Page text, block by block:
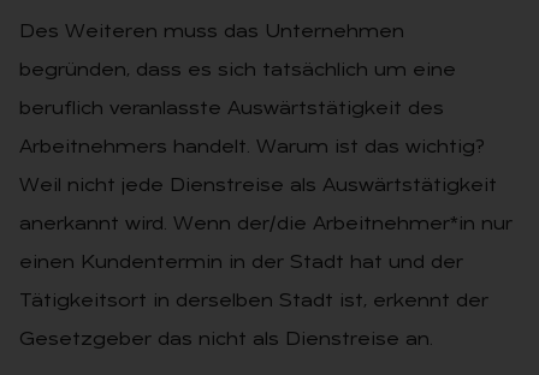
Des Weiteren muss das Unternehmen
begründen, dass es sich tatsächlich um eine
beruflich veranlasste Auswärtstätigkeit des
Arbeitnehmers handelt. Warum ist das wichtig?
Weil nicht jede Dienstreise als Auswärtstätigkeit
anerkannt wird. Wenn der/die Arbeitnehmer*in nur
einen Kundentermin in der Stadt hat und der
Tätigkeitsort in derselben Stadt ist, erkennt der
Gesetzgeber das nicht als Dienstreise an.